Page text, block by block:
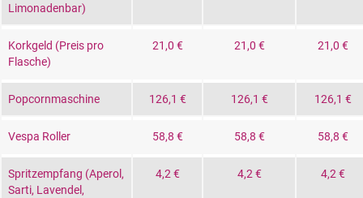
Limonadenbar)
Korkgeld (Preis pro
Flasche)
21,0 € 21,0 € 21,0 €
Popcornmaschine 126,1 € 126,1 € 126,1 €
Vespa Roller 58,8 € 58,8 € 58,8 €
Spritzempfang (Aperol,
Sarti, Lavendel,
4,2 € 4,2 € 4,2 €